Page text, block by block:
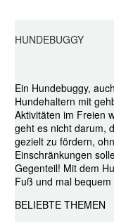
HUNDEBUGGY
Ein Hundebuggy,
Hundehaltern mit
Aktivitäten im Freien
geht es nicht darum,
gezielt zu fördern,
Einschränkungen
Gegenteil! Mit dem
Fuß und mal
BELIEBTE THEMEN